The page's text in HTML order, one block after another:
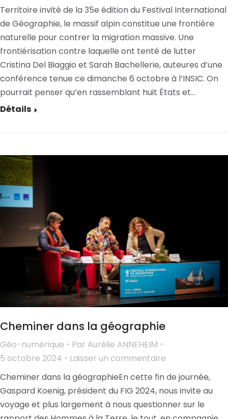
Territoire invité de la 35e édition du Festival International
de Géographie, le massif alpin constitue une frontière
naturelle pour contrer la migration massive. Une
frontiérisation contre laquelle ont tenté de lutter
Cristina Del Biaggio et Sarah Bachellerie, auteures d’une
conférence tenue ce dimanche 6 octobre à l’INSIC. On
pourrait penser qu’en rassemblant huit États et…
Détails
Cheminer dans la géographie
Géo-numérique Par Aurélie ANNEHEIM
5 octobre 2024
Laisser un commentaire
Cheminer dans la géographieEn cette fin de journée,
Gaspard Koenig, président du FIG 2024, nous invite au
voyage et plus largement à nous questionner sur le